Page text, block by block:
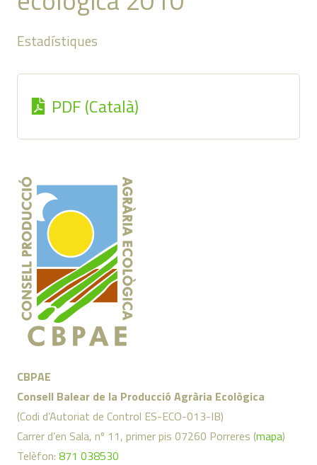
Estadístiques
PDF (Català)
CBPAE
Consell Balear de la Producció Agrària Ecològica
(Codi d’Autoriat de Control ES-ECO-013-IB)
Carrer d’en Sala, nº 11, primer pis 07260 Porreres (mapa)
Telèfon: 871 038530